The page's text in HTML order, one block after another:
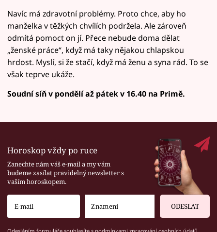
Navíc má zdravotní problémy. Proto chce, aby ho
manželka v těžkých chvílích podržela. Ale zároveň
odmítá pomoct on jí. Přece nebude doma dělat
„ženské práce“, když má taky nějakou chlapskou
hrdost. Myslí, si že stačí, když má ženu a syna rád. To se
však teprve ukáže.
Soudní síň v pondělí až pátek v 16.40 na Primě.
Horoskop vždy po ruce
Zanechte nám váš e-mail a my vám
budeme zasílat pravidelný newsletter s
vaším horoskopem.
ODESLAT